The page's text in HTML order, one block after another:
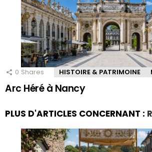
0 Shares HISTOIRE & PATRIMOINE
Arc Héré à Nancy
PLUS D'ARTICLES CONCERNANT :